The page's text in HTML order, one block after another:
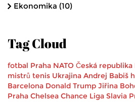
Ekonomika (10)
Tag Cloud
fotbal Praha NATO Česká republika
mistrů tenis Ukrajina Andrej Babiš
Barcelona Donald Trump Jiřina
Praha Chelsea Chance Liga Slavia